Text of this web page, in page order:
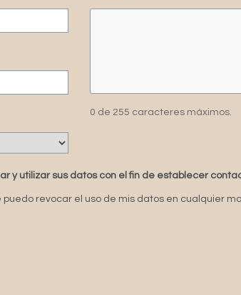
0 de 255 caracteres máximos.
y utilizar sus datos con el fin de establecer
revocar el uso de mis datos en cualquier